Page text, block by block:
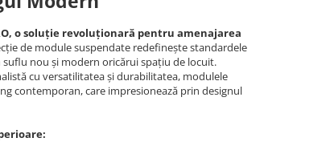
o soluție revoluționară pentru amenajarea
de module suspendate redefinește standardele
nou și modern oricărui spațiu de locuit.
cu versatilitatea și durabilitatea, modulele
contemporan, care impresionează prin designul